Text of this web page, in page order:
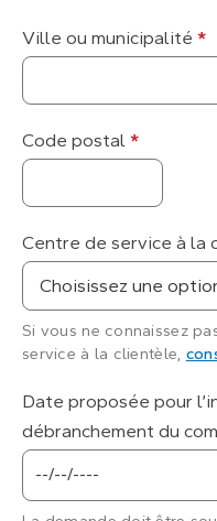
Ville ou municipalité *
Code postal *
Centre de service à la
Si vous ne connaissez
service à la clientèle,
Date proposée pour
débranchement du